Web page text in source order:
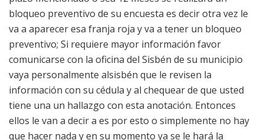
bloqueo preventivo de su encuesta es decir otra vez le
va a aparecer esa franja roja y va a tener un bloqueo
preventivo; Si requiere mayor información favor
comunicarse con la oficina del Sisbén de su municipio
vaya personalmente alsisbén que le revisen la
información con su cédula y al chequear de que usted
tiene una un hallazgo con esta anotación. Entonces
ellos le van a decir a es por esto o simplemente no hay
que hacer nada y en su momento ya se le hará la